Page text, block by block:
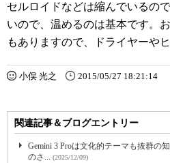
セルロイドなどは縮んでいるの
いので、温めるのは基本です。
もありますので、ドライヤーや
小俣 光之 2015/05/27 18:21:14
関連記事＆ブログエントリー
Gemini 3 Proは文化的テーマも抜群の
のさ... (2025/12/09)